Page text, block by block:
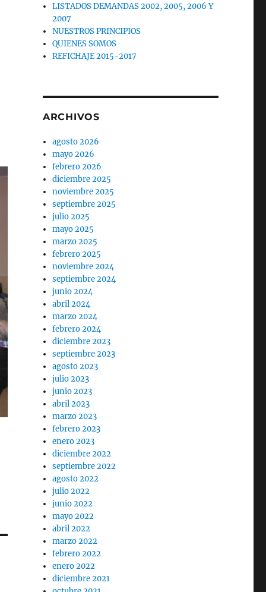
LISTADOS DEMANDAS 2002, 2005, 2006 Y
2007
NUESTROS PRINCIPIOS
QUIENES SOMOS
REFICHAJE 2015-2017
ARCHIVOS
agosto 2026
mayo 2026
febrero 2026
diciembre 2025
noviembre 2025
septiembre 2025
julio 2025
mayo 2025
marzo 2025
febrero 2025
noviembre 2024
septiembre 2024
junio 2024
abril 2024
marzo 2024
febrero 2024
diciembre 2023
septiembre 2023
agosto 2023
julio 2023
junio 2023
abril 2023
marzo 2023
febrero 2023
enero 2023
diciembre 2022
septiembre 2022
agosto 2022
julio 2022
junio 2022
mayo 2022
abril 2022
marzo 2022
febrero 2022
enero 2022
diciembre 2021